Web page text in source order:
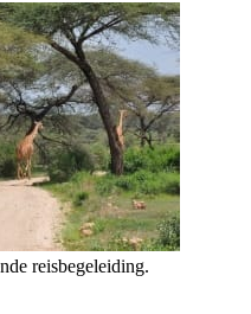
reisbegeleiding.